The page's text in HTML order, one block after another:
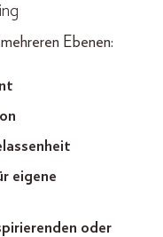
Ebenen:
eigene
oder